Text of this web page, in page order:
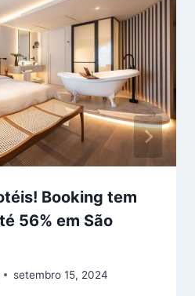
Booking tem
56% em São
setembro 15, 2024